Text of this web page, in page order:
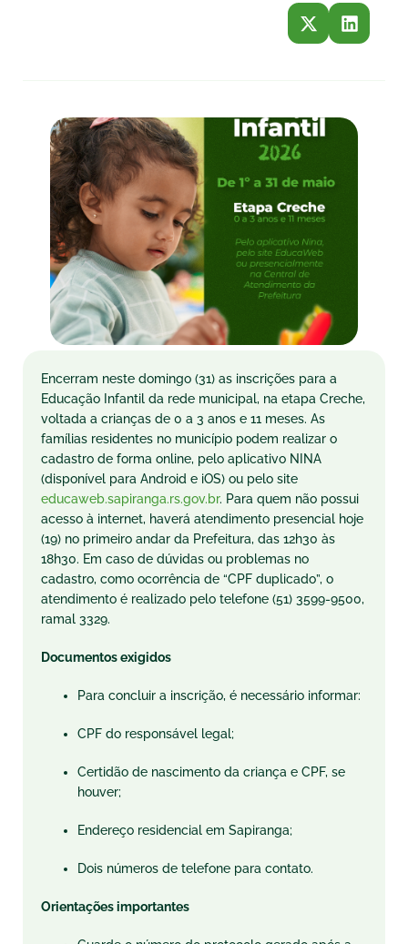
Encerram neste domingo (31) as inscrições para a
Educação Infantil da rede municipal, na etapa Creche,
voltada a crianças de 0 a 3 anos e 11 meses. As
famílias residentes no município podem realizar o
cadastro de forma online, pelo aplicativo NINA
(disponível para Android e iOS) ou pelo site
educaweb.sapiranga.rs.gov.br. Para quem não possui
acesso à internet, haverá atendimento presencial hoje
(19) no primeiro andar da Prefeitura, das 12h30 às
18h30. Em caso de dúvidas ou problemas no
cadastro, como ocorrência de “CPF duplicado”, o
atendimento é realizado pelo telefone (51) 3599-9500,
ramal 3329.
Documentos exigidos
Para concluir a inscrição, é necessário informar:
CPF do responsável legal;
Certidão de nascimento da criança e CPF, se
houver;
Endereço residencial em Sapiranga;
Dois números de telefone para contato.
Orientações importantes